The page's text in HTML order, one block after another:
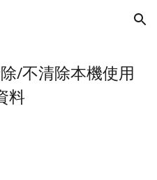
Skip to navigation
/不清除本機使用
料